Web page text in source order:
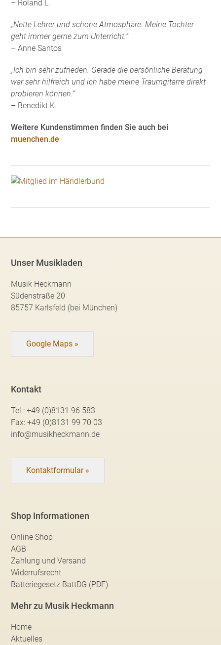
– Roland L.
„Nette Lehrer und schöne Atmosphäre. Meine Tochter
geht immer gerne zum Unterricht.“
– Anne Santos
„Ich bin sehr zufrieden. Gerade die persönliche Beratung
war sehr hilfreich und ich habe meine Traumgitarre direkt
probieren können.“
– Benedikt K.
Weitere Kundenstimmen finden Sie auch bei
muenchen.de
Unser Musikladen
Musik Heckmann
Südenstraße 20
85757 Karlsfeld (bei München)
Google Maps »
Kontakt
Tel.:+49 (0)8131 96 583
Fax:+49 (0)8131 99 70 03
info@musikheckmann.de
Kontaktformular »
Shop Informationen
Online Shop
AGB
Zahlung und Versand
Widerrufsrecht
Batteriegesetz BattDG (PDF)
Mehr zu Musik Heckmann
Home
Aktuelles